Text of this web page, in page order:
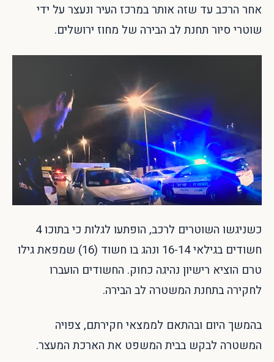
אחר הרכב עד שזה אותר במרכז העיר ונעצר על ידי
שוטרי סיור תחנת לב הבירה של מחוז ירושלים.
כשניגשו השוטרים לרכב, הופתעו לגלות כי בתוכו 4
חשודים בגילאי 16-14 ונהג בו חשוד (16) שמפאת גילו
טרם הוציא רישיון נהיגה כחוק. החשודים הועברו
לחקירה בתחנת המשטרה לב הבירה.
בהמשך היום ובהתאם לממצאי חקירתם, צפויה
המשטרה לבקש בבית המשפט את הארכת המעצר.